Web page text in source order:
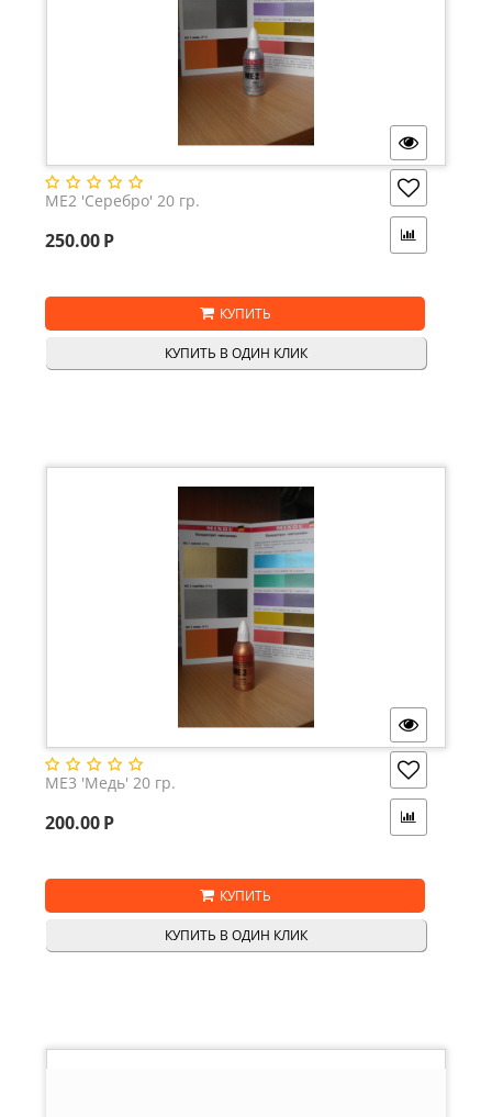
ME2 'Серебро' 20 гр.
250.00Р
КУПИТЬ
КУПИТЬ В ОДИН КЛИК
ME3 'Медь' 20 гр.
200.00Р
КУПИТЬ
КУПИТЬ В ОДИН КЛИК